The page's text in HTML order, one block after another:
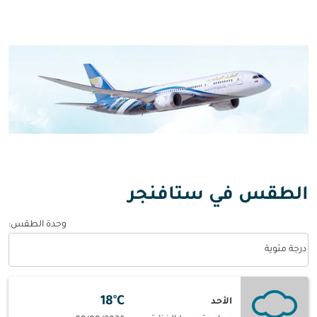
الطقس في ستافنجر
وحدة الطقس:
درجة مئوية
الأحد
18°C